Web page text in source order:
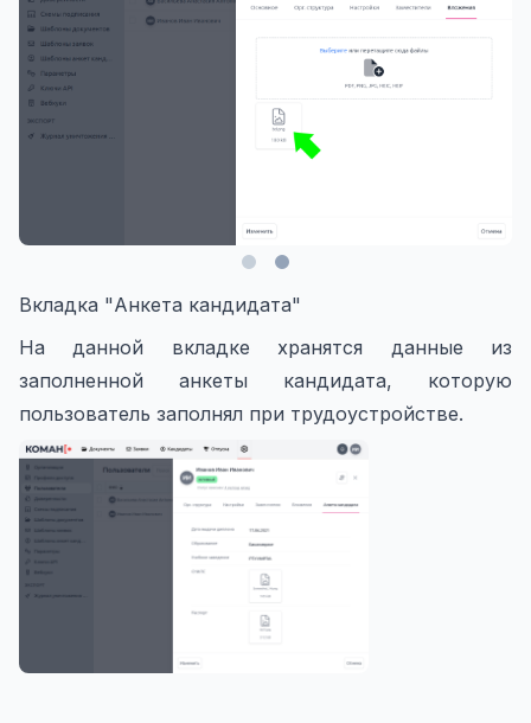
Вкладка "Анкета кандидата"
На данной вкладке хранятся данные из
заполненной анкеты кандидата, которую
пользователь заполнял при трудоустройстве.